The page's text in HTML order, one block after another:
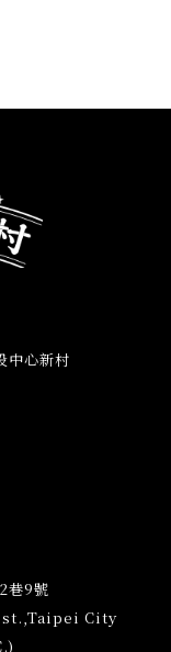
中心新村
網站icon社群網站
巷9號
City